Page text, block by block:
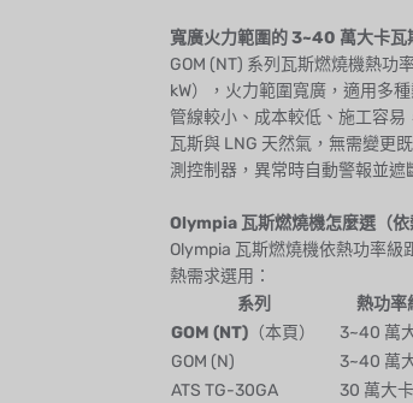
寬廣火力範圍的 3~40 萬大卡瓦
GOM (NT) 系列瓦斯燃燒機熱功
kW），火力範圍寬廣，適用多
管線較小、成本較低、施工容
瓦斯與 LNG 天然氣，無需變更
測控制器，異常時自動警報並遮
Olympia 瓦斯燃燒機怎麼選（依
Olympia 瓦斯燃燒機依熱功率級
熱需求選用：
系列
熱功率
GOM (NT) （本頁） 3~40 萬
GOM (N)
3~40 萬
ATS TG-30GA
30 萬大卡